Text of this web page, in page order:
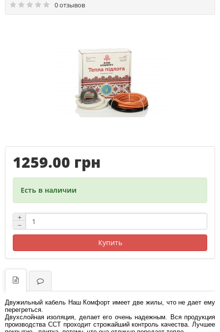
0 отзывов
1259.00 грн
Есть в наличии
+
−
Купить
Двужильный кабель Наш Комфорт имеет две жилы, что не дает ему
перегреться.
Двухслойная изоляция, делает его очень надежным. Вся продукция
производства ССТ проходит строжайший контроль качества. Лучшее